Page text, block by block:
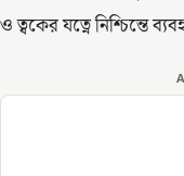
ও ত্বকের যত্নে নিশ্চিন্তে